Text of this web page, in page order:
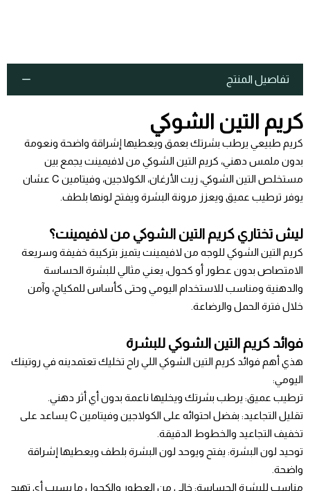
تفاصيل المنتج
كريم التين الشوكي
كريم طبيعي يرطب بشرتك بعمق ويعطيها إشراقة واضحة ونعومة
بدون ملمس دهني، كريم التين الشوكي من لافيمينت يجمع بين
مستخلص التين الشوكي، زيت الأرغان، الكولاجين، وفيتامين C عشان
يوفر ترطيب عميق ويعزز مرونة البشرة ويفتح لونها بلطف.
ليش تختاري كريم التين الشوكي من لافيمينت؟
كريم التين الشوكي للوجه من لافيمينت يتميز بتركيبة خفيفة وسريعة
الامتصاص بدون عطور أو كحول، يعني مثالي للبشرة الحساسة
والدهنية ومناسب للاستخدام اليومي وحتى كأساس للمكياج، وآمن
خلال فترة الحمل والرضاعة.
فوائد كريم التين الشوكي للبشرة
هذي أهم فوائد كريم التين الشوكي اللي راح تخليك تعتمدينه في روتينك
اليومي:
ترطيب عميق: يرطب بشرتك ويخليها ناعمة بدون أي أثر دهني.
تقليل التجاعيد: بفضل احتوائه على الكولاجين وفيتامين C يساعد على
تخفيف التجاعيد والخطوط الدقيقة.
توحيد لون البشرة: يفتح ويوحد لون البشرة بلطف ويعطيها إشراقة
واضحة.
مناسب للبشرة الحساسة: خالي من العطور والكحول ما يسبب أي تهيج